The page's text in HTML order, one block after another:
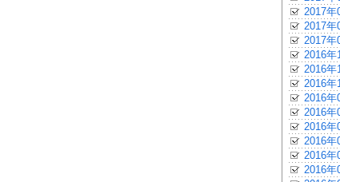
2017年
2017年
2017年
2016年
2016年
2016年
2016年
2016年
2016年
2016年
2016年
2016年